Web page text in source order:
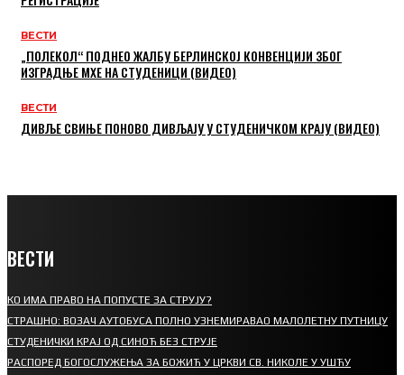
ВЕСТИ
„ПОЛЕКОЛ“ ПОДНЕО ЖАЛБУ БЕРЛИНСКОЈ КОНВЕНЦИЈИ ЗБОГ
ИЗГРАДЊЕ МХЕ НА СТУДЕНИЦИ (ВИДЕО)
ВЕСТИ
ДИВЉЕ СВИЊЕ ПОНОВО ДИВЉАЈУ У СТУДЕНИЧКОМ КРАЈУ (ВИДЕО)
ВЕСТИ
КО ИМА ПРАВО НА ПОПУСТЕ ЗА СТРУЈУ?
СТРАШНО: ВОЗАЧ АУТОБУСА ПОЛНО УЗНЕМИРАВАО МАЛОЛЕТНУ ПУТНИЦУ
СТУДЕНИЧКИ КРАЈ ОД СИНОЋ БЕЗ СТРУЈЕ
РАСПОРЕД БОГОСЛУЖЕЊА ЗА БОЖИЋ У ЦРКВИ СВ. НИКОЛЕ У УШЋУ